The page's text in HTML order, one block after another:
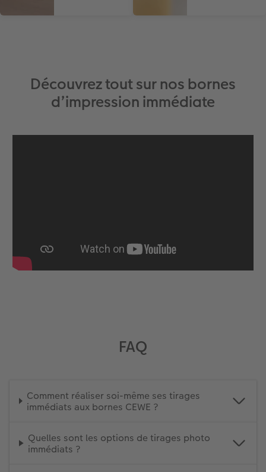
Découvrez tout sur nos bornes
d’impression immédiate
FAQ
Comment réaliser soi-même ses tirages
immédiats aux bornes CEWE ?
Quelles sont les options de tirages photo
immédiats ?